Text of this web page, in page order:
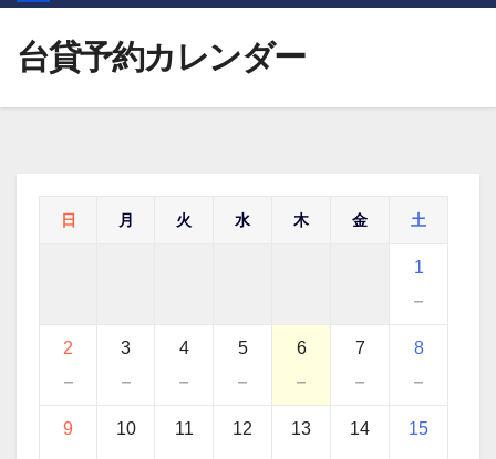
台貸予約カレンダー
日 月 火 水 木 金 土
1
－
2
－
3
－
4
－
5
－
6
－
7
－
8
－
9 10 11 12 13 14 15